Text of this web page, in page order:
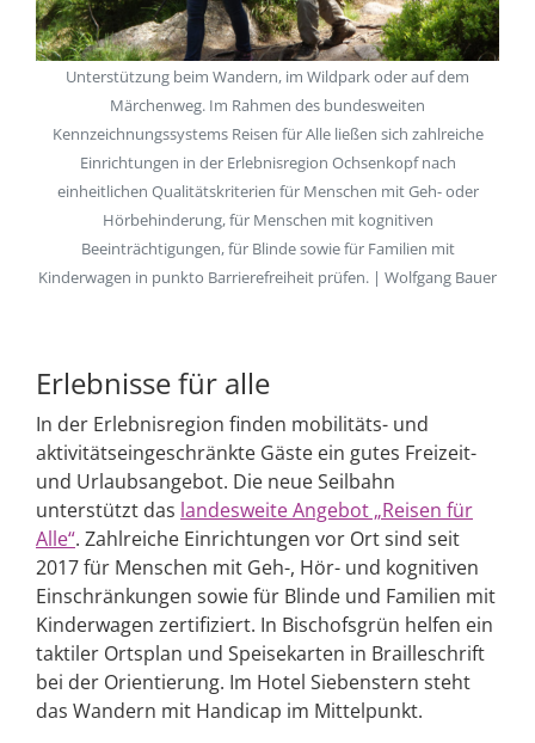
Unterstützung beim Wandern, im Wildpark oder auf dem
Märchenweg. Im Rahmen des bundesweiten
Kennzeichnungssystems Reisen für Alle ließen sich zahlreiche
Einrichtungen in der Erlebnisregion Ochsenkopf nach
einheitlichen Qualitätskriterien für Menschen mit Geh- oder
Hörbehinderung, für Menschen mit kognitiven
Beeinträchtigungen, für Blinde sowie für Familien mit
Kinderwagen in punkto Barrierefreiheit prüfen. | Wolfgang Bauer
Erlebnisse für alle
In der Erlebnisregion finden mobilitäts- und
aktivitätseingeschränkte Gäste ein gutes Freizeit-
und Urlaubsangebot. Die neue Seilbahn
unterstützt das landesweite Angebot „Reisen für
Alle“. Zahlreiche Einrichtungen vor Ort sind seit
2017 für Menschen mit Geh-, Hör- und kognitiven
Einschränkungen sowie für Blinde und Familien mit
Kinderwagen zertifiziert. In Bischofsgrün helfen ein
taktiler Ortsplan und Speisekarten in Brailleschrift
bei der Orientierung. Im Hotel Siebenstern steht
das Wandern mit Handicap im Mittelpunkt.